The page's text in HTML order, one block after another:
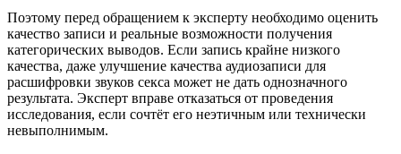
Поэтому перед обращением к эксперту необходимо оценить
качество записи и реальные возможности получения
категорических выводов. Если запись крайне низкого
качества, даже улучшение качества аудиозаписи для
расшифровки звуков секса может не дать однозначного
результата. Эксперт вправе отказаться от проведения
исследования, если сочтёт его неэтичным или технически
невыполнимым.